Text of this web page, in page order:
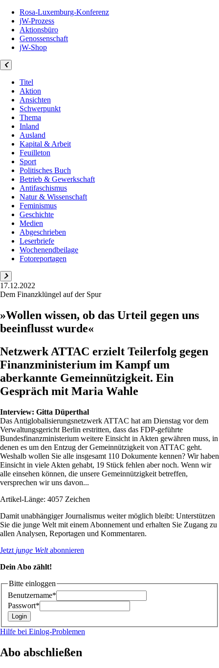
Rosa-Luxemburg-Konferenz
jW-Prozess
Aktionsbüro
Genossenschaft
jW-Shop
Titel
Aktion
Ansichten
Schwerpunkt
Thema
Inland
Ausland
Kapital & Arbeit
Feuilleton
Sport
Politisches Buch
Betrieb & Gewerkschaft
Antifaschismus
Natur & Wissenschaft
Feminismus
Geschichte
Medien
Abgeschrieben
Leserbriefe
Wochenendbeilage
Fotoreportagen
17.12.2022
Dem Finanzklüngel auf der Spur
»Wollen wissen, ob das Urteil gegen uns
beeinflusst wurde«
Netzwerk ATTAC erzielt Teilerfolg gegen
Finanzministerium im Kampf um
aberkannte Gemeinnützigkeit. Ein
Gespräch mit Maria Wahle
Interview: Gitta Düperthal
Das Antiglobalisierungsnetzwerk ATTAC hat am Dienstag vor dem
Verwaltungsgericht Berlin erstritten, dass das FDP-geführte
Bundesfinanzministerium weitere Einsicht in Akten gewähren muss, in
denen es um den Entzug der Gemeinnützigkeit von ATTAC geht.
Weshalb wollen Sie alle insgesamt 110 Dokumente kennen? Wir haben
Einsicht in viele Akten gehabt, 19 Stück fehlen aber noch. Wenn wir
alle einsehen können, die unsere Gemeinnützigkeit betreffen,
versprechen wir uns davon...
Artikel-Länge: 4057 Zeichen
Damit unabhängiger Journalismus weiter möglich bleibt: Unterstützen
Sie die junge Welt mit einem Abonnement und erhalten Sie Zugang zu
allen Analysen, Reportagen und Kommentaren.
Jetzt junge Weltabonnieren
Dein Abo zählt!
Bitte einloggen
Benutzername*
Passwort*
Hilfe bei Einlog-Problemen
Abo abschließen